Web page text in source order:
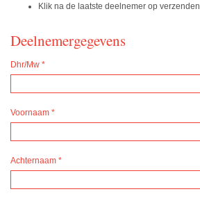
Klik na de laatste deelnemer op verzenden
Deelnemergegevens
Dhr/Mw *
Voornaam *
Achternaam *